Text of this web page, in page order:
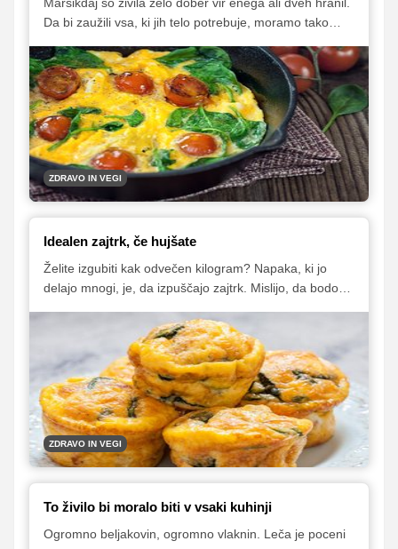
Da bi zaužili vsa, ki jih telo potrebuje, moramo tako
primer. Ne morejo se pohvaliti z večjo količino enega
hranila, temveč vsebujejo manjše količine cele kopice
različnih hranil.
ZDRAVO IN VEGI
Idealen zajtrk, če hujšate
Želite izgubiti kak odvečen kilogram? Napaka, ki jo
delajo mnogi, je, da izpuščajo zajtrk. Mislijo, da bodo
nasprotno. Zvečer, ko bi morali pojesti le še kakšno
zelenjavno juho, dobijo nezadržno željo, da izropajo
hladilnik. Da bi to preprečili, začnite dan z zajtrkom. Naj
pa ta vsebuje zdrava živila, ki vam bodo pomagala
doseči cilj.
ZDRAVO IN VEGI
To živilo bi moralo biti v vsaki kuhinji
Ogromno beljakovin, ogromno vlaknin. Leča je poceni